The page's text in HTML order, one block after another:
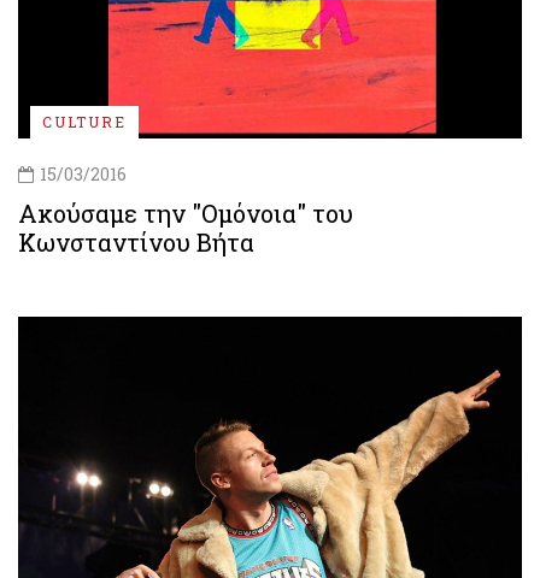
CULTURE
15/03/2016
Ακούσαμε την "Ομόνοια" του
Κωνσταντίνου Βήτα